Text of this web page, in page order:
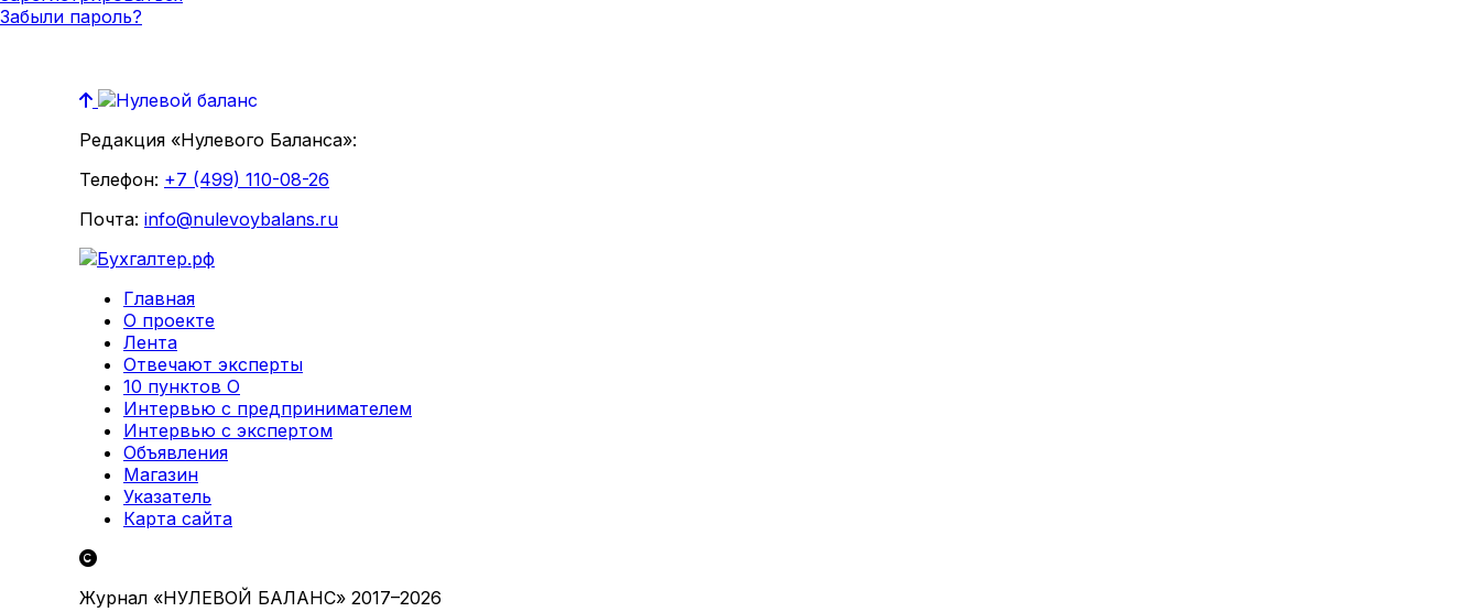
Забыли пароль?
Редакция «Нулевого Баланса»:
Телефон: +7 (499) 110-08-26
Почта: info@nulevoybalans.ru
Главная
О проекте
Лента
Отвечают эксперты
10 пунктов О
Интервью с предпринимателем
Интервью с экспертом
Объявления
Магазин
Указатель
Карта сайта
Журнал «НУЛЕВОЙ БАЛАНС» 2017–2026